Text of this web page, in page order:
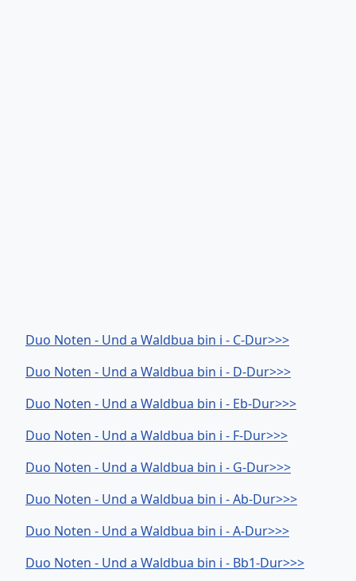
Duo Noten - Und a Waldbua bin i - C-Dur>>>
Duo Noten - Und a Waldbua bin i - D-Dur>>>
Duo Noten - Und a Waldbua bin i - Eb-Dur>>>
Duo Noten - Und a Waldbua bin i - F-Dur>>>
Duo Noten - Und a Waldbua bin i - G-Dur>>>
Duo Noten - Und a Waldbua bin i - Ab-Dur>>>
Duo Noten - Und a Waldbua bin i - A-Dur>>>
Duo Noten - Und a Waldbua bin i - Bb1-Dur>>>